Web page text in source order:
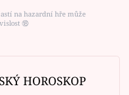
na hazardní hře může
⑱
HOROSKOP